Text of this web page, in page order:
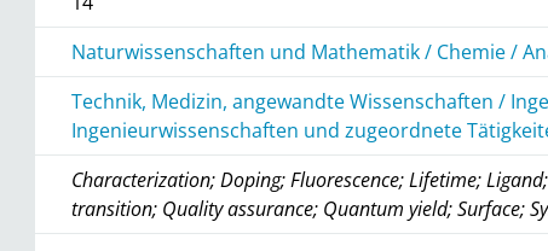
Naturwissenschaften und Mathematik / Chemie /
Technik, Medizin, angewandte Wissenschaften /
Ingenieurwissenschaften und zugeordnete
Characterization; Doping; Fluorescence; Lifetime;
transition; Quality assurance; Quantum yield; Surface;